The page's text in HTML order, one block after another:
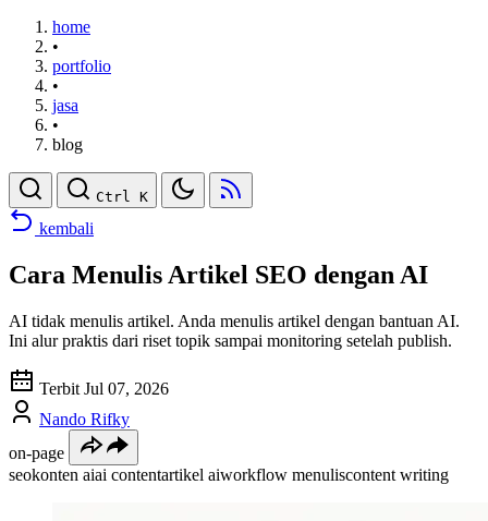
home
•
portfolio
•
jasa
•
blog
Ctrl K
kembali
Cara Menulis Artikel SEO dengan AI
AI tidak menulis artikel. Anda menulis artikel dengan bantuan AI.
Ini alur praktis dari riset topik sampai monitoring setelah publish.
Terbit Jul 07, 2026
Nando Rifky
on-page
seokonten aiai contentartikel aiworkflow menuliscontent writing